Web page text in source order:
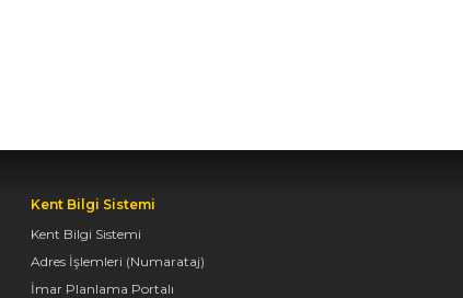
Kent Bilgi Sistemi
Kent Bilgi Sistemi
Adres İşlemleri (Numarataj)
İmar Planlama Portalı